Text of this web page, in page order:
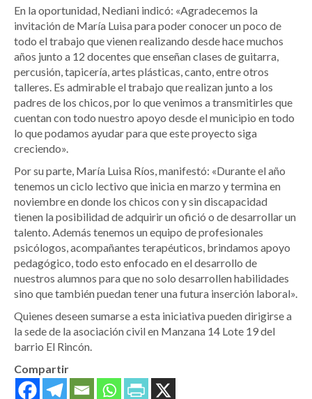
En la oportunidad, Nediani indicó: «Agradecemos la
invitación de María Luisa para poder conocer un poco de
todo el trabajo que vienen realizando desde hace muchos
años junto a 12 docentes que enseñan clases de guitarra,
percusión, tapicería, artes plásticas, canto, entre otros
talleres. Es admirable el trabajo que realizan junto a los
padres de los chicos, por lo que venimos a transmitirles que
cuentan con todo nuestro apoyo desde el municipio en todo
lo que podamos ayudar para que este proyecto siga
creciendo».
Por su parte, María Luisa Ríos, manifestó: «Durante el año
tenemos un ciclo lectivo que inicia en marzo y termina en
noviembre en donde los chicos con y sin discapacidad
tienen la posibilidad de adquirir un ofició o de desarrollar un
talento. Además tenemos un equipo de profesionales
psicólogos, acompañantes terapéuticos, brindamos apoyo
pedagógico, todo esto enfocado en el desarrollo de
nuestros alumnos para que no solo desarrollen habilidades
sino que también puedan tener una futura inserción laboral».
Quienes deseen sumarse a esta iniciativa pueden dirigirse a
la sede de la asociación civil en Manzana 14 Lote 19 del
barrio El Rincón.
Compartir